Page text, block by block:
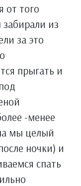
от того
из
за это
прыгать и
-менее
мы целый
ночки) и
спать